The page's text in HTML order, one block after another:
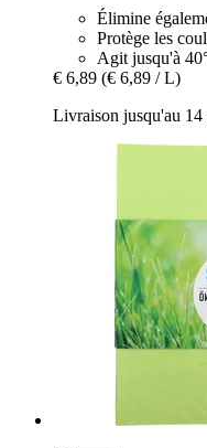
Élimine
Protège les
Agit jusqu'à
€ 6,89 (€ 6,89 / L)
Livraison jusqu'au 14